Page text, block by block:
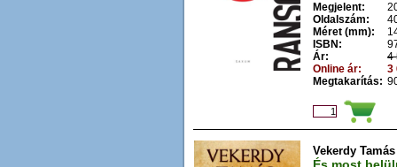
Megjelent:
Oldalszám:
Méret (mm):
ISBN:
Ár:
4
Online ár:
3
Megtakarítás:
Vekerdy Tamás